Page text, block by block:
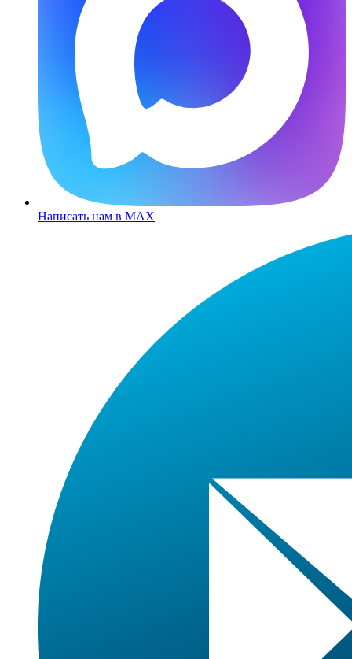
Написать нам в MAX